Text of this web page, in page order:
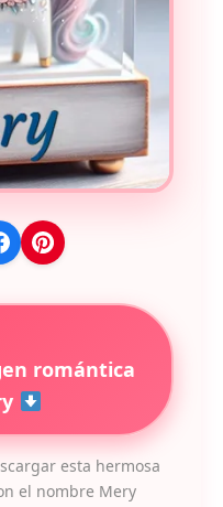
romántica
esta hermosa
el nombre Mery